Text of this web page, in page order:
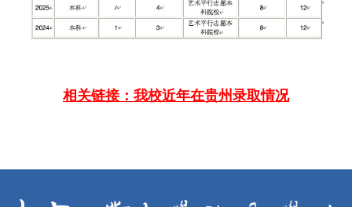
相关链接：我校近年在贵州录取情况